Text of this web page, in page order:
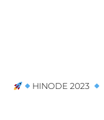
HINODE 2023